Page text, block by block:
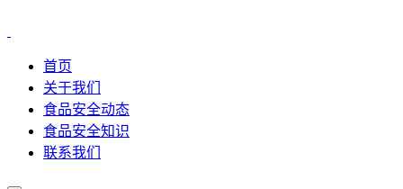
首页
关于我们
食品安全动态
食品安全知识
联系我们